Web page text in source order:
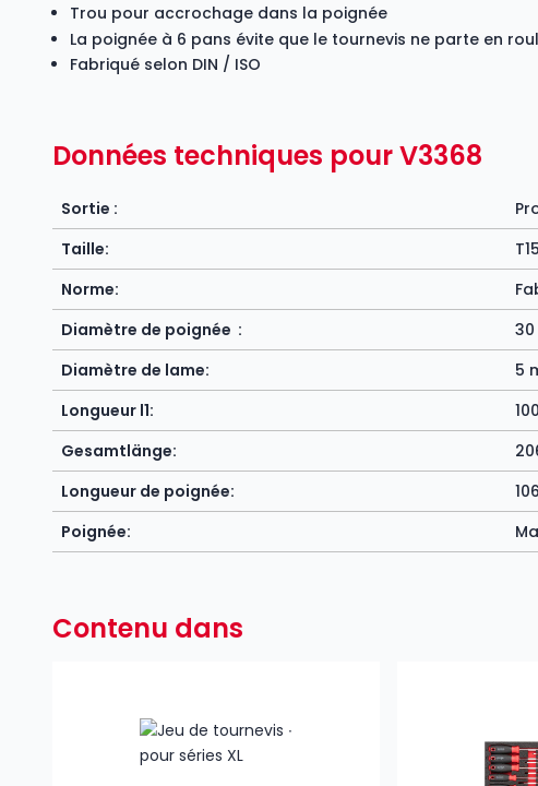
Trou pour accrochage dans la poignée
La poignée à 6 pans évite que le tournevis ne parte en
Fabriqué selon DIN / ISO
Données techniques pour V3368
Sortie :
Taille:
T15
Norme:
Diamètre de poignée :
Diamètre de lame:
5
Longueur l1:
Gesamtlänge:
Longueur de poignée:
Poignée:
Contenu dans